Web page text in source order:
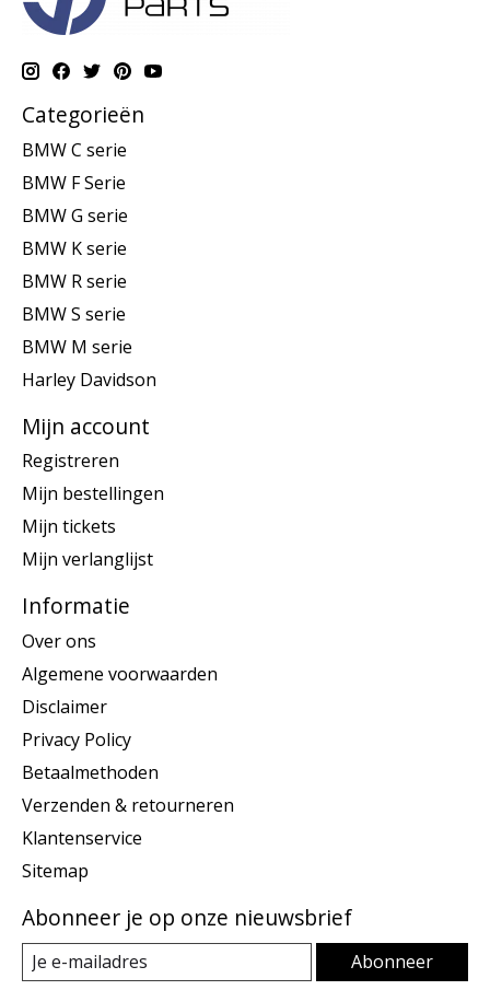
Categorieën
BMW C serie
BMW F Serie
BMW G serie
BMW K serie
BMW R serie
BMW S serie
BMW M serie
Harley Davidson
Mijn account
Registreren
Mijn bestellingen
Mijn tickets
Mijn verlanglijst
Informatie
Over ons
Algemene voorwaarden
Disclaimer
Privacy Policy
Betaalmethoden
Verzenden & retourneren
Klantenservice
Sitemap
Abonneer je op onze nieuwsbrief
Abonneer